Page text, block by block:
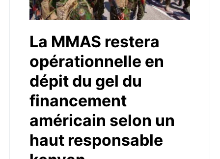
La MMAS restera
opérationnelle en
dépit du gel du
financement
américain selon un
haut responsable